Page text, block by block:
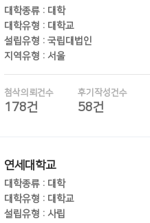
대학종류 : 대학
대학유형 : 대학교
설립유형 : 국립대법인
지역유형 : 서울
첨삭의뢰건수
178건
후기작성건수
58건
연세대학교
대학종류 : 대학
대학유형 : 대학교
설립유형 : 사립